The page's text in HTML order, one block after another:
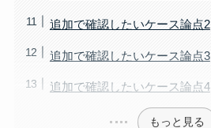
追加で確認したいケース論点2
追加で確認したいケース論点3
追加で確認したいケース論点4
もっと見る